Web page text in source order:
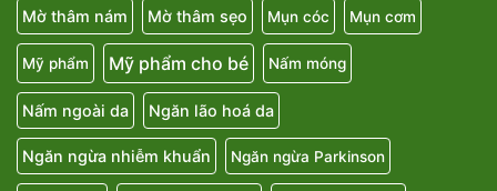
Mờ thâm nám Mờ thâm sẹo Mụn cóc Mụn cơm
Mỹ phẩm Mỹ phẩm cho bé Nấm móng
Nấm ngoài da Ngăn lão hoá da
Ngăn ngừa nhiễm khuẩn Ngăn ngừa Parkinson